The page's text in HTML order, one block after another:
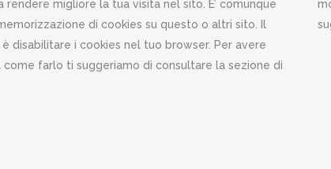
migliore la tua visita nel sito. E’ comunque
di cookies su questo o altri sito. Il
disabilitare i cookies nel tuo browser. Per avere
farlo ti suggeriamo di consultare la sezione di